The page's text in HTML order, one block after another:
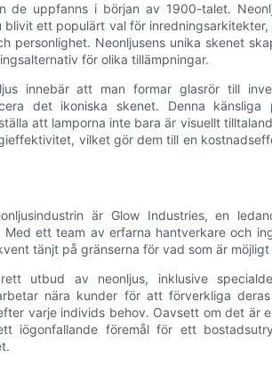
de uppfanns i början av 1900-talet.
blivit ett populärt val för
personlighet. Neonljusens unika skenet
för olika tillämpningar.
innebär att man formar glasrör till
det ikoniska skenet. Denna känsliga
att lamporna inte bara är visuellt
vilket gör dem till en
är Glow Industries, en
ett team av erfarna hantverkare och
tänjt på gränserna för vad som är
utbud av neonljus, inklusive
nära kunder för att förverkliga
varje individs behov. Oavsett om det är
iögonfallande föremål för ett